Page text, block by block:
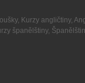
, Kurzy angličtiny,
španělštiny,